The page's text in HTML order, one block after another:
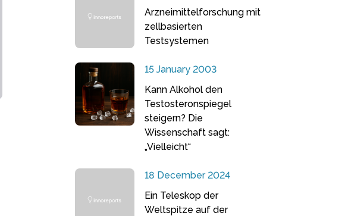
Arzneimittelforschung mit
zellbasierten
Testsystemen
15 January 2003
Kann Alkohol den
Testosteronspiegel
steigern? Die
Wissenschaft sagt:
„Vielleicht“
18 December 2024
Ein Teleskop der
Weltspitze auf der